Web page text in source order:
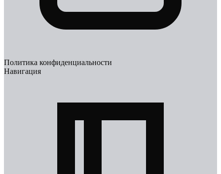
Политика конфиденциальности
Навигация